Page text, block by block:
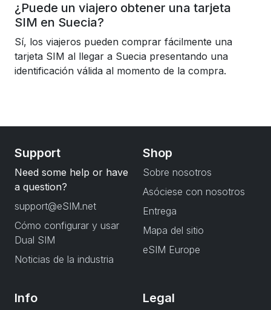
¿Puede un viajero obtener una tarjeta
SIM en Suecia?
Sí, los viajeros pueden comprar fácilmente una
tarjeta SIM al llegar a Suecia presentando una
identificación válida al momento de la compra.
Support
Need some help or have
a question?
support@eSIM.net
Cómo configurar y usar
Dual SIM
Noticias de la industria
Shop
Sobre nosotros
Asóciese con nosotros
Entrega
Mapa del sitio
eSIM Europe
Info Legal